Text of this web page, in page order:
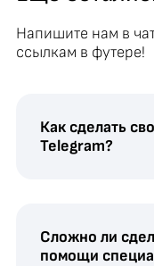
Напишите нам в
ссылкам в футере!
Как сделать
Telegram?
Сложно ли
помощи